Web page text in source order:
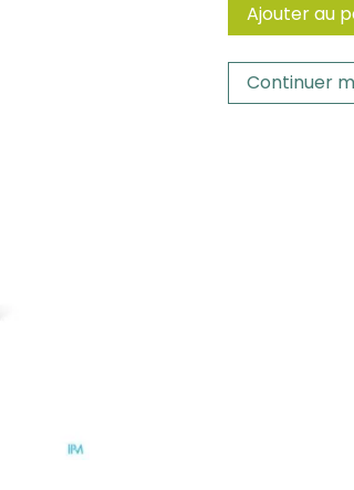
Ajouter au
Continuer